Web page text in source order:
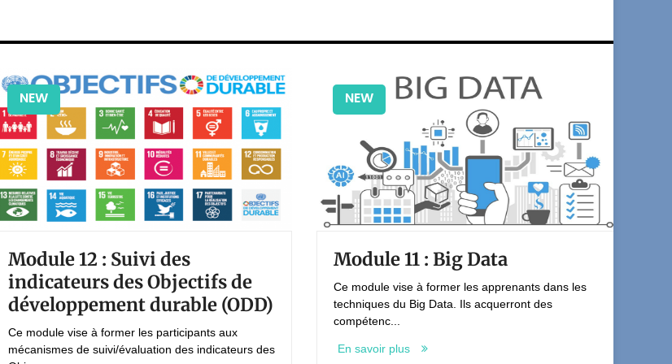
Module 12 : Suivi des
indicateurs des Objectifs de
développement durable (ODD)
NEW
Ce module vise à former les participants aux
mécanismes de suivi/évaluation des indicateurs des
Module 11 : Big Data
NEW
Ce module vise à former les apprenants dans les
techniques du Big Data. Ils acquerront des
compétenc...
En savoir plus